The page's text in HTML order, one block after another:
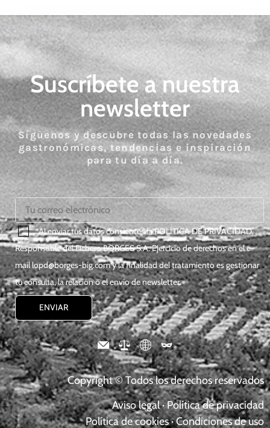
Suscríbete a nuestra
newsletter
Síguenos y descubre todas las novedades
gastronómicas, tendencias e inspiración
para tu día a día.
*Al enviar tus datos consientes laPOLÍTICA DE PRIVACIDAD.
Responsable del Fichero BORGES S.A. Ejercicio de derechos en el e-
maillopd@borges-big.comy la finalidad del tratamiento es gestionar
tu consulta, la relación o el envío de newsletter.
Copyright © Todos los derechos reservados
Aviso legal·Política de privacidad
Política de cookies·Condiciones de uso